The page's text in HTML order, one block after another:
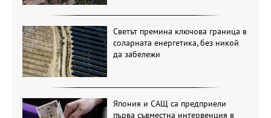
Светът премина ключова граница в
соларната енергетика, без никой
да забележи
Япония и САЩ са предприели
първа съвместна интервенция в